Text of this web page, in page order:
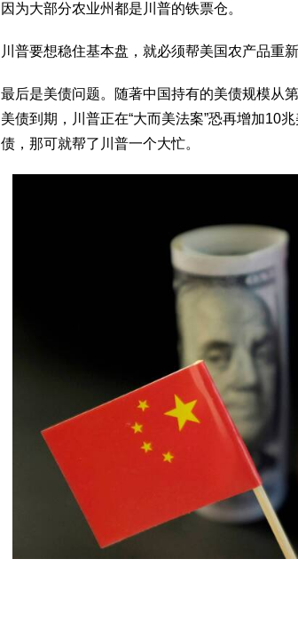
因为大部分农业州都是川普的铁票仓。
川普要想稳住基本盘，就必须帮美国农产品重
最后是美债问题。随著中国持有的美债规模从
美债到期，川普正在“大而美法案”恐再增加10
债，那可就帮了川普一个大忙。